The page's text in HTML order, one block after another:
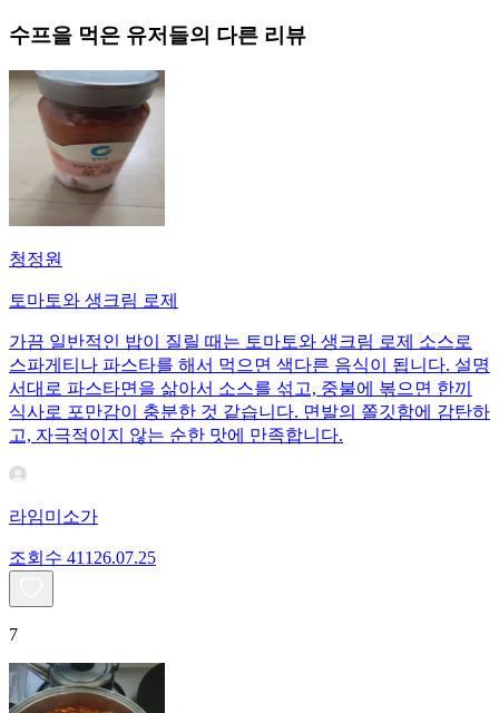
수프을 먹은 유저들의 다른 리뷰
청정원
토마토와 생크림 로제
가끔 일반적인 밥이 질릴 때는 토마토와 생크림 로제 소스로
스파게티나 파스타를 해서 먹으면 색다른 음식이 됩니다. 설명
서대로 파스타면을 삶아서 소스를 섞고, 중불에 볶으면 한끼
식사로 포만감이 충분한 것 같습니다. 면발의 쫄깃함에 감탄하
고, 자극적이지 않는 순한 맛에 만족합니다.
라임미소가
조회수 411 26.07.25
7